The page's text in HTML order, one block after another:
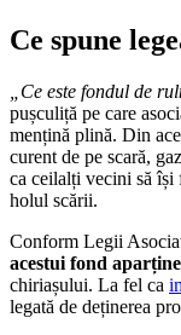
Ce spune
„Ce este fondul de
pușculiță pe care
mențină plină. Din
curent de pe scară,
ca ceilalți vecini să își
holul scării.
Conform Legii
acestui fond
chiriașului. La fel ca
legată de deținerea